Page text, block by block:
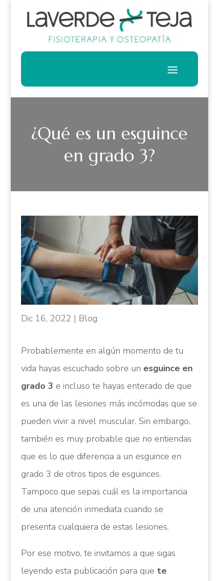
¿Qué es un esguince
en grado 3?
Dic 16, 2022 | Blog
Probablemente en algún momento de tu
vida hayas escuchado sobre un esguince en
grado 3 e incluso te hayas enterado de que
es una de las lesiones más incómodas que se
pueden vivir a nivel muscular. Sin embargo,
también es muy probable que no entiendas
que es lo que diferencia a un esguince en
grado 3 de otros tipos de esguinces.
Tampoco que sepas cuál es la importancia
de una atención inmediata cuando se
presenta cualquiera de estas lesiones.
Por ese motivo, te invitamos a que sigas
leyendo esta publicación para que te